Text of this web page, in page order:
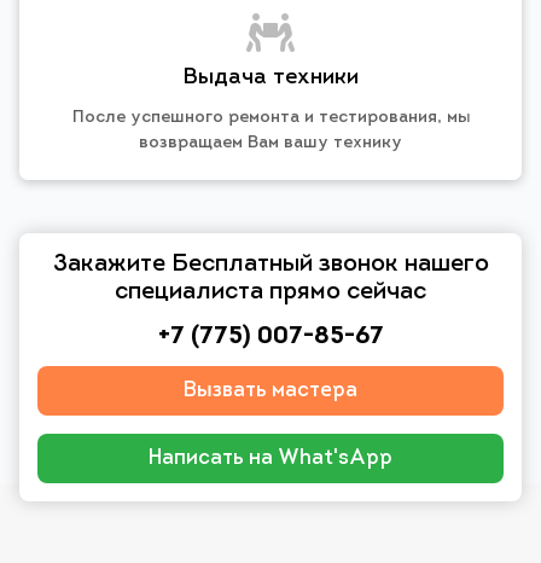
Выдача техники
После успешного ремонта и тестирования, мы
возвращаем Вам вашу технику
Закажите Бесплатный звонок нашего
специалиста прямо сейчас
+7 (775) 007-85-67
Вызвать мастера
Написать на What'sApp